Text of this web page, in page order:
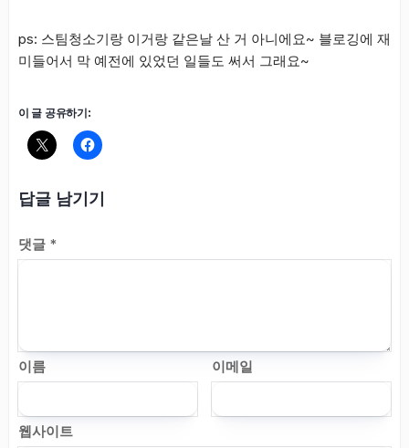
ps: 스팀청소기랑 이거랑 같은날 산 거 아니에요~ 블로깅에 재
미들어서 막 예전에 있었던 일들도 써서 그래요~
이 글 공유하기:
답글 남기기
댓글 *
이름 이메일
웹사이트